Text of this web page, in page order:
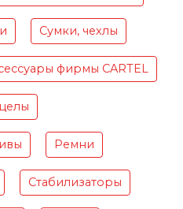
Сумки, чехлы
фирмы CARTEL
Ремни
Стабилизаторы